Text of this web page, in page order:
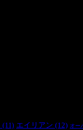
(11) エイリアン (12) オー